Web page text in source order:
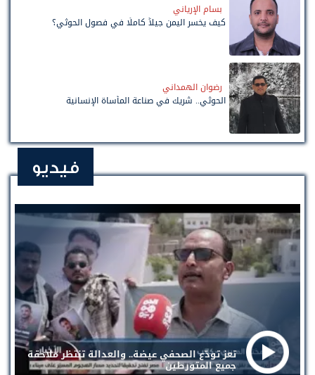
بسام الإرياني
كيف يخسر اليمن جيلاً كاملًا في فصول الحوثي؟
رضوان الهمداني
الحوثي.. شريك في صناعة المأساة الإنسانية
فيديو
تعز تودّع الصحفي عيضة.. والعدالة تنتظر ملاحقة
جميع المتورطين